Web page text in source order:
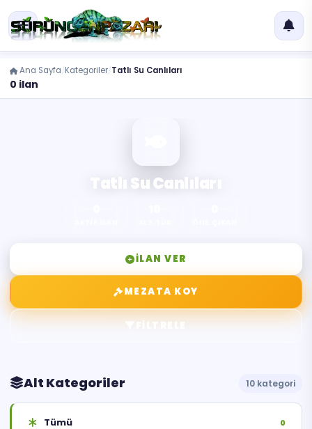
Ana Sayfa Kategoriler Tatlı Su Canlıları
0 ilan
Tatlı Su Canlıları
İLAN VER
MEZATA KOY
FILTRELE
Alt Kategoriler 10 kategori
Tümü 0